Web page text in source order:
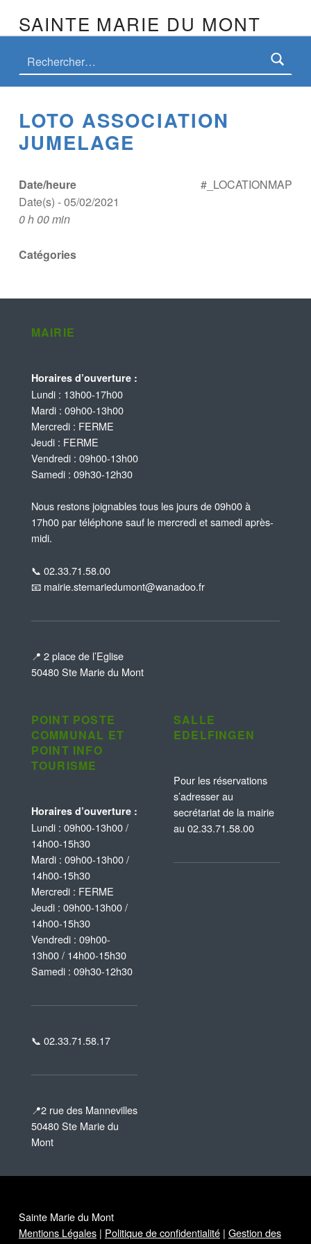
SAINTE MARIE DU MONT
LOTO ASSOCIATION
JUMELAGE
#_LOCATIONMAP
Date/heure
Date(s) - 05/02/2021
0 h 00 min
Catégories
Skip back to main navigation
MAIRIE
Horaires d’ouverture :
Lundi : 13h00-17h00
Mardi : 09h00-13h00
Mercredi : FERME
Jeudi : FERME
Vendredi : 09h00-13h00
Samedi : 09h30-12h30
Nous restons joignables tous les jours de 09h00 à
17h00 par téléphone sauf le mercredi et samedi après-
midi.
📞 02.33.71.58.00
📧 mairie.stemariedumont@wanadoo.fr
📍 2 place de l’Eglise
50480 Ste Marie du Mont
POINT POSTE
COMMUNAL ET
POINT INFO
TOURISME
Horaires d’ouverture :
Lundi : 09h00-13h00 /
14h00-15h30
Mardi : 09h00-13h00 /
14h00-15h30
Mercredi : FERME
Jeudi : 09h00-13h00 /
14h00-15h30
Vendredi : 09h00-
13h00 / 14h00-15h30
Samedi : 09h30-12h30
📞 02.33.71.58.17
📍2 rue des Mannevilles
50480 Ste Marie du
Mont
SALLE
EDELFINGEN
Pour les réservations
s’adresser au
secrétariat de la mairie
au 02.33.71.58.00
Sainte Marie du Mont
Mentions Légales| Politique de confidentialité| Gestion des